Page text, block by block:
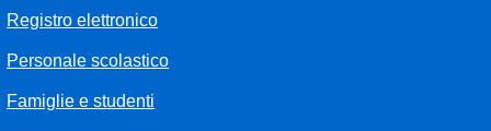
Registro elettronico
Personale scolastico
Famiglie e studenti